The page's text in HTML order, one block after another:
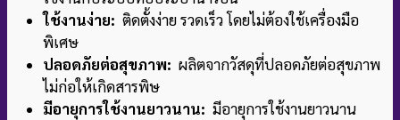
ใช้งานง่าย: ติดตั้งง่าย รวดเร็ว โดยไม่ต้องใช้เครื่องมือ
พิเศษ
ปลอดภัยต่อสุขภาพ: ผลิตจากวัสดุที่ปลอดภัยต่อสุขภาพ
ไม่ก่อให้เกิดสารพิษ
มีอายุการใช้งานยาวนาน: มีอายุการใช้งานยาวนาน